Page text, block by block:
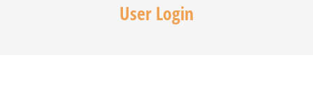
User Login